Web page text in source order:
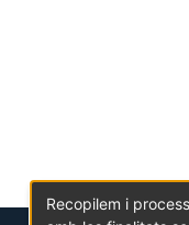
Recopilem i